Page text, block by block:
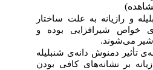
و رازیانه به علت ساختار
خواص شیرافزایی بوده و
می‌شوند.
دمنوش دانه‌ی شنبلیله
بر نشانه‌های کافی بودن